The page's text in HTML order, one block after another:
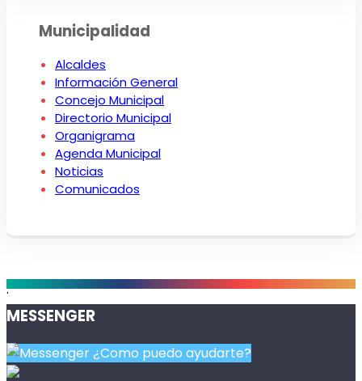
Municipalidad
Alcaldes
Información General
Concejo Municipal
Directorio Municipal
Organigrama
Agenda Municipal
Noticias
Comunicados
.
MESSENGER
¿Como puedo ayudarte?